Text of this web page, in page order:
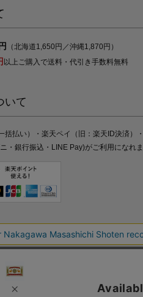
（北海道1,650円／沖縄1,870円）
以上ご購入で送料・代引き手数料無料
いて
括払い）・楽天ペイ（旧：楽天ID決済）
・銀行振込・LINE Pay)がご利用になれま
プライバシーポリシー